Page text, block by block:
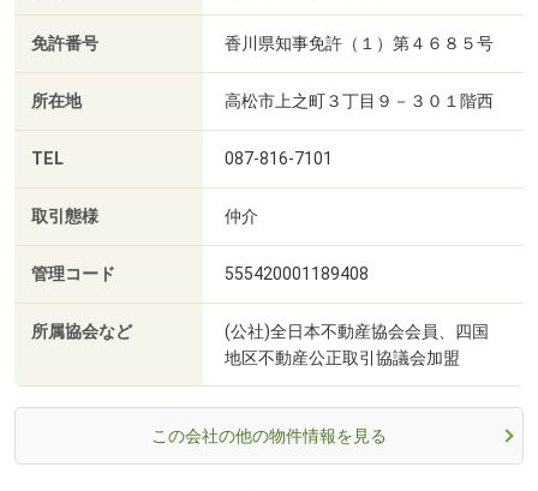
免許番号 香川県知事免許（１）第４６８５号
所在地 高松市上之町３丁目９－３０１階西
TEL 087-816-7101
取引態様 仲介
管理コード 555420001189408
所属協会など
(公社)全日本不動産協会会員、四国
地区不動産公正取引協議会加盟
この会社の他の物件情報を見る